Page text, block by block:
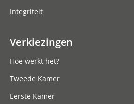
Integriteit
Verkiezingen
Hoe werkt het?
Tweede Kamer
Eerste Kamer